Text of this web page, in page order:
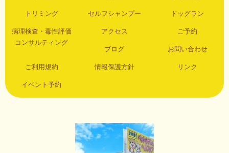
トリミング セルフシャンプー ドッグラン
病理検査・毒性評価
コンサルティング
アクセス ご予約
ブログ お問い合わせ
ご利用規約 情報保護方針 リンク
イベント予約